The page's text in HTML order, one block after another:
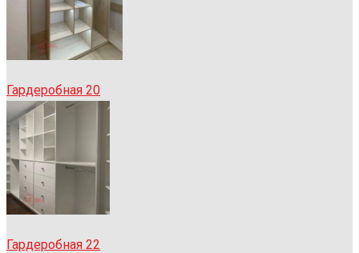
Гардеробная 20
Гардеробная 22